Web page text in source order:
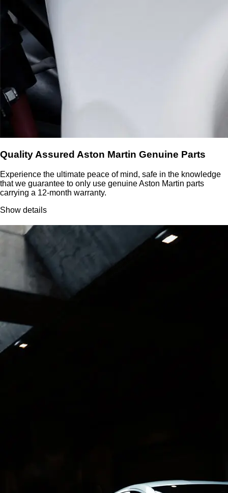
Quality Assured Aston Martin Genuine Parts
Experience the ultimate peace of mind, safe in the knowledge
that we guarantee to only use genuine Aston Martin parts
carrying a 12-month warranty.
Show details